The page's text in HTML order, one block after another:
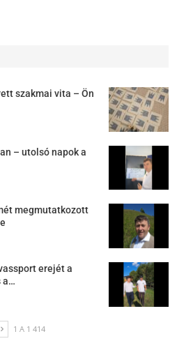
szakmai vita – Ön
– utolsó napok a
megmutatkozott
erejét a
a…
1 A 1 414